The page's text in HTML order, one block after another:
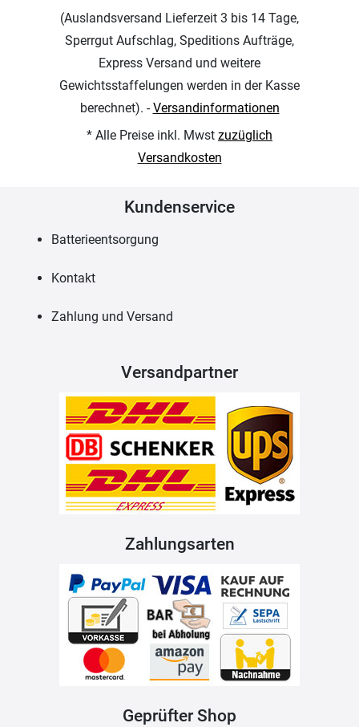
(Auslandsversand Lieferzeit 3 bis 14 Tage,
Sperrgut Aufschlag, Speditions Aufträge,
Express Versand und weitere
Gewichtsstaffelungen werden in der Kasse
berechnet). -Versandinformationen
* Alle Preise inkl. Mwst zuzüglich
Versandkosten
Kundenservice
Batterieentsorgung
Kontakt
Zahlung und Versand
Versandpartner
Zahlungsarten
Geprüfter Shop